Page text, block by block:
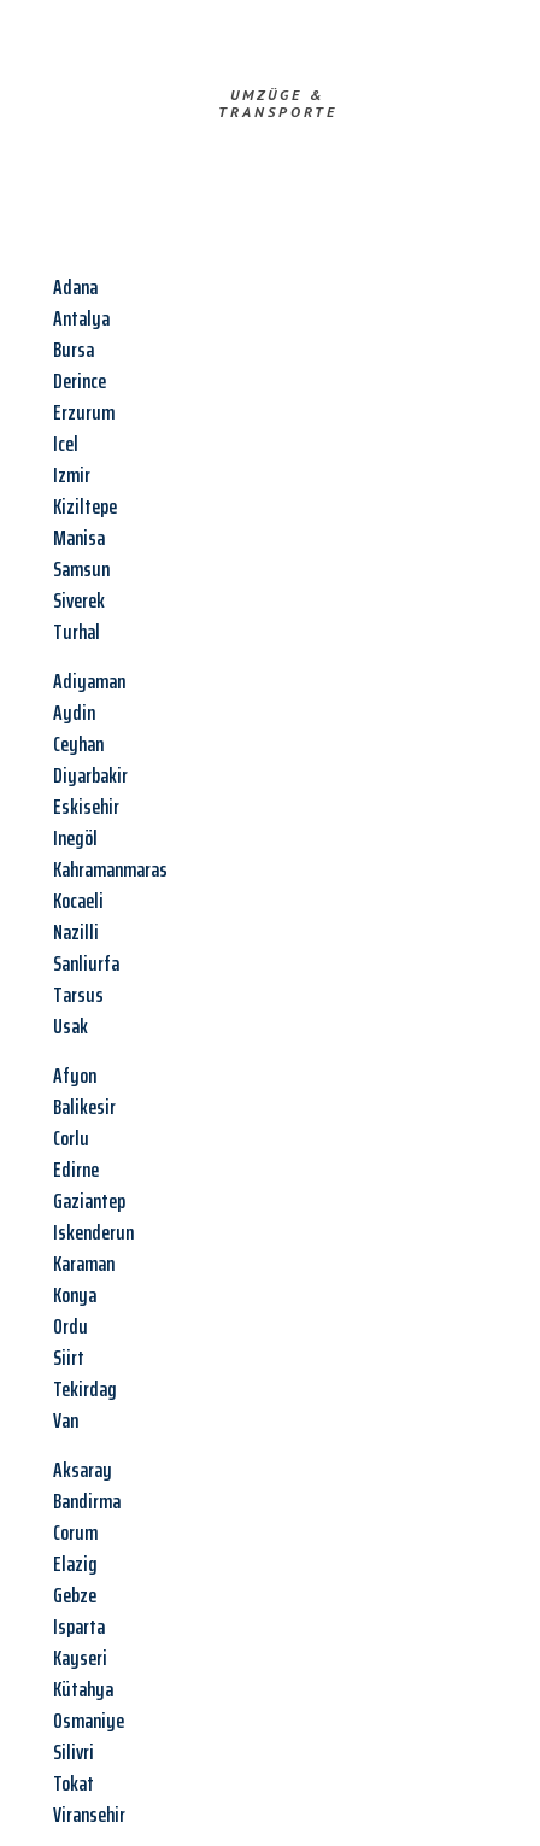
UMZÜGE &
TRANSPORTE
Adana
Antalya
Bursa
Derince
Erzurum
Icel
Izmir
Kiziltepe
Manisa
Samsun
Siverek
Turhal
Adiyaman
Aydin
Ceyhan
Diyarbakir
Eskisehir
Inegöl
Kahramanmaras
Kocaeli
Nazilli
Sanliurfa
Tarsus
Usak
Afyon
Balikesir
Corlu
Edirne
Gaziantep
Iskenderun
Karaman
Konya
Ordu
Siirt
Tekirdag
Van
Aksaray
Bandirma
Corum
Elazig
Gebze
Isparta
Kayseri
Kütahya
Osmaniye
Silivri
Tokat
Viransehir